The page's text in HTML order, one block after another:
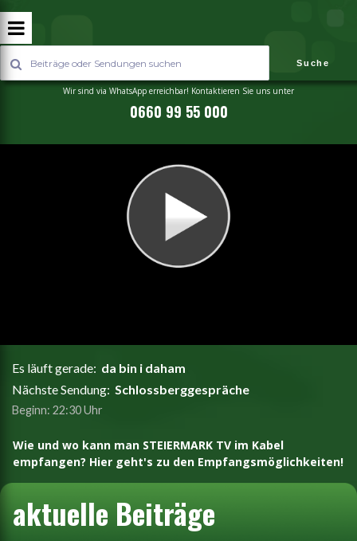
Suche
Wir sind via WhatsApp erreichbar! Kontaktieren Sie uns unter
0660 99 55 000
Wie und wo kann man STEIERMARK TV im Kabel
empfangen? Hier geht's zu den Empfangsmöglichkeiten!
aktuelle Beiträge